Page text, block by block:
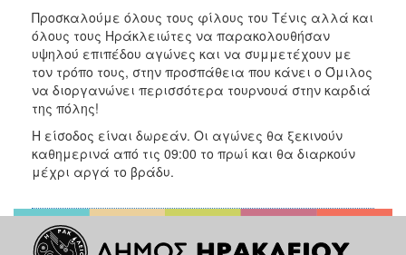
Προσκαλούμε όλους τους φίλους του Τένις αλλά και
όλους τους Ηράκλειώτες να παρακολουθήσαν
υψηλού επιπέδου αγώνες και να συμμετέχουν με
τον τρόπο τους, στην προσπάθεια που κάνει ο Όμιλος
να διοργανώνει περισσότερα τουρνουά στην καρδιά
της πόλης!
Η είσοδος είναι δωρεάν. Οι αγώνες θα ξεκινούν
καθημερινά από τις 09:00 το πρωί και θα διαρκούν
μέχρι αργά το βράδυ.